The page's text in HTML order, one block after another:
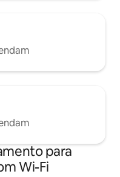
para
Wi-Fi